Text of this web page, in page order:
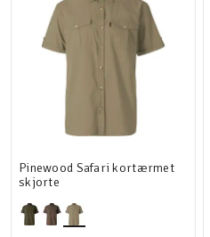
Pinewood Safari kortærmet
skjorte